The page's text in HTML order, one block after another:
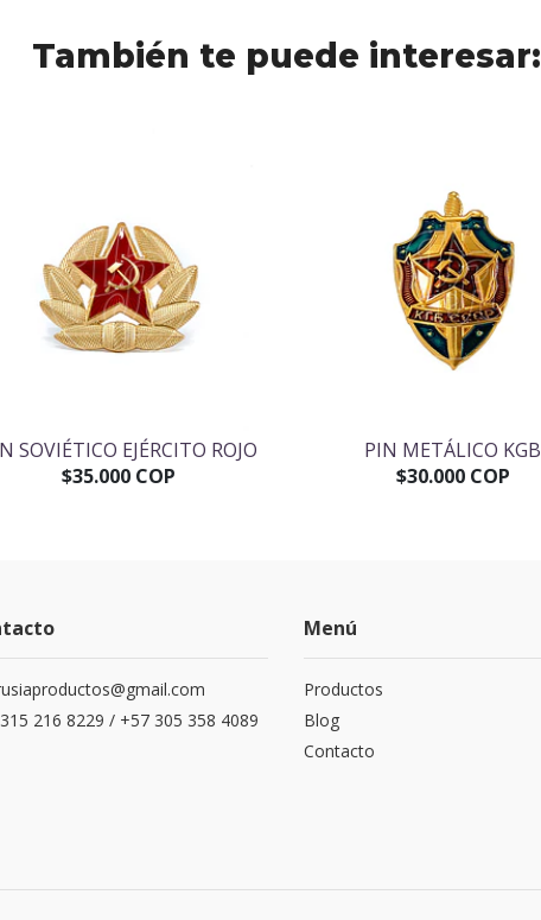
También te puede interesar:
SOVIÉTICO EJÉRCITO ROJO
$35.000 COP
PIN METÁLICO KGB
$30.000 COP
216 8229 / +57 305 358 4089
Menú
Productos
Blog
Contacto